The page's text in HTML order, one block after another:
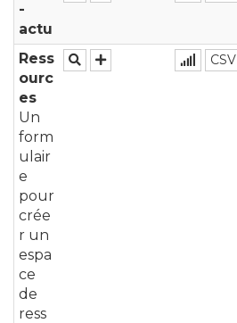
-
actu
Ress
ourc
es
Un
form
ulair
e
pour
crée
r un
espa
ce
de
ress
CSV